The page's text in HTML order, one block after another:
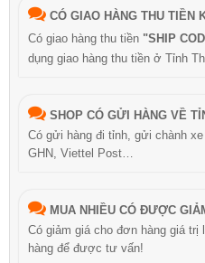
CÓ GIAO HÀNG THU TIỀN
Có giao hàng thu tiền "SHIP
dụng giao hàng thu tiền ở Tỉnh
SHOP CÓ GỬI HÀNG VỀ
Có gửi hàng đi tỉnh, gửi chành
GHN, Viettel Post…
MUA NHIỀU CÓ ĐƯỢC
Có giảm giá cho đơn hàng giá
hàng để được tư vấn!